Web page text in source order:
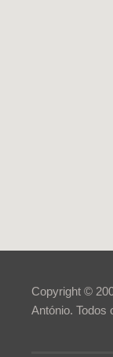
Copyright ©
António. Todos